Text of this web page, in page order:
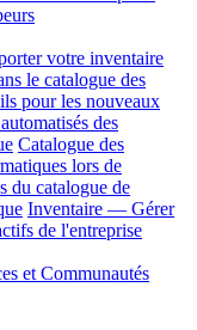
votre inventaire
le catalogue des
pour les nouveaux
des
Catalogue des
lors de
du catalogue de
Inventaire — Gérer
de l'entreprise
et Communautés